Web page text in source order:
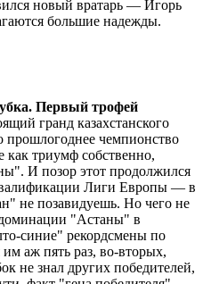
новый вратарь — Игорь
большие надежды.
Первый трофей
гранд казахстанского
прошлогоднее чемпионство
как триумф собственно,
И позор этот продолжился
Лиги Европы — в
не позавидуешь. Но чего не
"Астаны" в
синие" рекордсмены по
аж пять раз, во-вторых,
не знал других победителей,